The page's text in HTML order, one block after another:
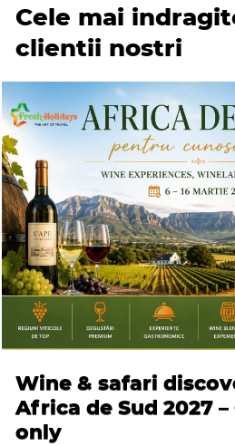
Cele mai
clientii nostri
Wine & safari
Africa de Sud 2027
only